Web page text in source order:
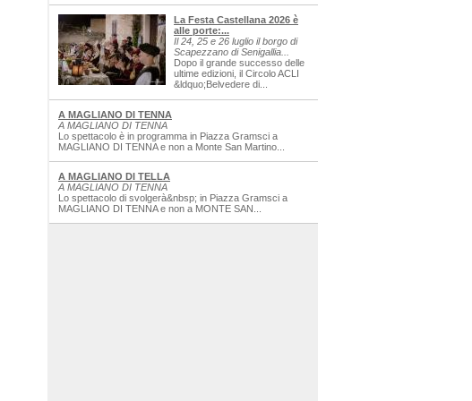
La Festa Castellana 2026 è
alle porte:...
Il 24, 25 e 26 luglio il borgo di
Scapezzano di Senigallia...
Dopo il grande successo delle
ultime edizioni, il Circolo ACLI
&ldquo;Belvedere di...
A MAGLIANO DI TENNA
A MAGLIANO DI TENNA
Lo spettacolo è in programma in Piazza Gramsci a
MAGLIANO DI TENNA e non a Monte San Martino...
A MAGLIANO DI TELLA
A MAGLIANO DI TENNA
Lo spettacolo di svolgerà&nbsp; in Piazza Gramsci a
MAGLIANO DI TENNA e non a MONTE SAN...